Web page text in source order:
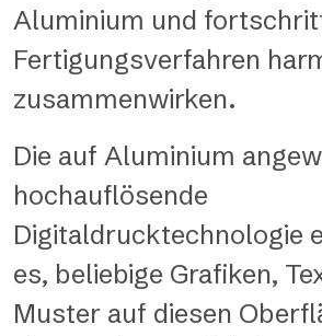
Aluminium und
Fertigungsverfahren
zusammenwirken.
Die auf Aluminium
hochauflösende
Digitaldrucktechnologie
es, beliebige Grafiken,
Muster auf diesen